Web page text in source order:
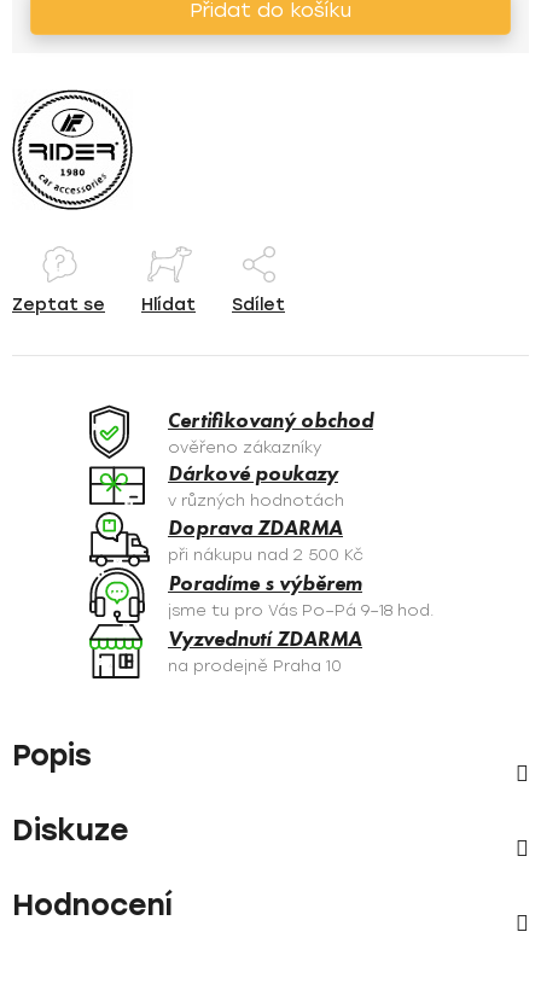
Přidat do košíku
Zeptat se Hlídat Sdílet
Certifikovaný obchod
ověřeno zákazníky
Dárkové poukazy
v různých hodnotách
Doprava ZDARMA
při nákupu nad 2 500 Kč
Poradíme s výběrem
jsme tu pro Vás Po–Pá 9–18 hod.
Vyzvednutí ZDARMA
na prodejně Praha 10
Popis
Diskuze
Hodnocení